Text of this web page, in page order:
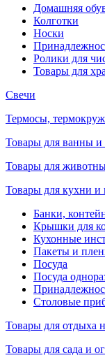
Домашняя
Колготки
Носки
Ролики для
Товары для
Свечи
Термосы,
Товары для ванны и
Товары для
Товары для кухни и
Банки,
Крышки для
Кухонные
Пакеты и
Посуда
Посуда
Столовые
Товары для отдыха
Товары для сада и